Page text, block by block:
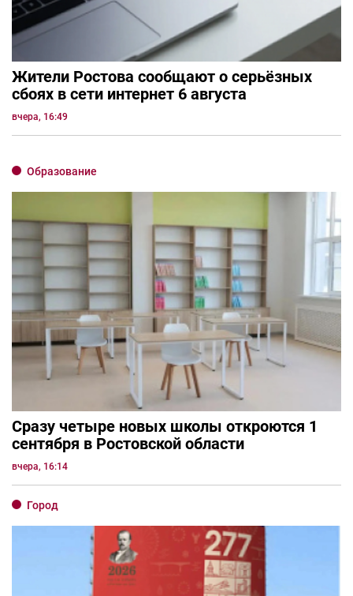
Жители Ростова сообщают о серьёзных
сбоях в сети интернет 6 августа
вчера, 16:49
Образование
Сразу четыре новых школы откроются 1
сентября в Ростовской области
вчера, 16:14
Город